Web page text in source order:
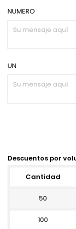
NUMERO
UN
Descuentos por
Cantidad
50
100